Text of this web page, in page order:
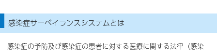
感染症サーベイランスシステムとは
感染症の予防及び感染症の患者に対する医療に関する法律（感染